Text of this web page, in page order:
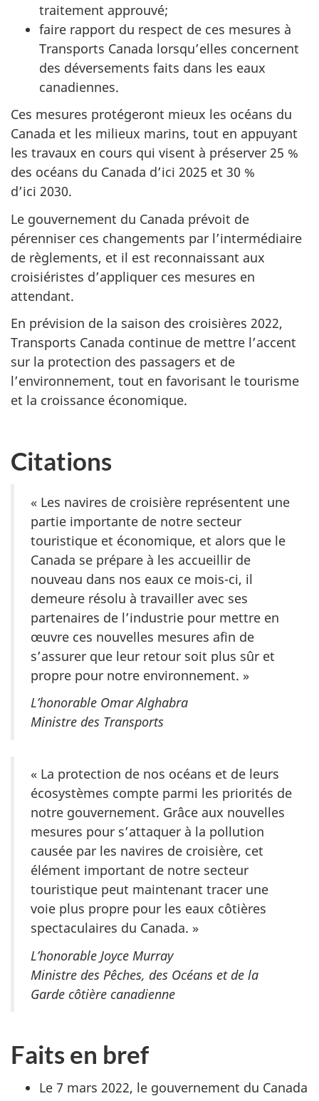
traitement approuvé;
faire rapport du respect de ces mesures à
Transports Canada lorsqu’elles concernent
des déversements faits dans les eaux
canadiennes.
Ces mesures protégeront mieux les océans du
Canada et les milieux marins, tout en appuyant
les travaux en cours qui visent à préserver 25 %
des océans du Canada d’ici 2025 et 30 %
d’ici 2030.
Le gouvernement du Canada prévoit de
pérenniser ces changements par l’intermédiaire
de règlements, et il est reconnaissant aux
croisiéristes d’appliquer ces mesures en
attendant.
En prévision de la saison des croisières 2022,
Transports Canada continue de mettre l’accent
sur la protection des passagers et de
l’environnement, tout en favorisant le tourisme
et la croissance économique.
Citations
« Les navires de croisière représentent une
partie importante de notre secteur
touristique et économique, et alors que le
Canada se prépare à les accueillir de
nouveau dans nos eaux ce mois-ci, il
demeure résolu à travailler avec ses
partenaires de l’industrie pour mettre en
œuvre ces nouvelles mesures afin de
s’assurer que leur retour soit plus sûr et
propre pour notre environnement. »
L’honorable Omar Alghabra
Ministre des Transports
« La protection de nos océans et de leurs
écosystèmes compte parmi les priorités de
notre gouvernement. Grâce aux nouvelles
mesures pour s’attaquer à la pollution
causée par les navires de croisière, cet
élément important de notre secteur
touristique peut maintenant tracer une
voie plus propre pour les eaux côtières
spectaculaires du Canada. »
L’honorable Joyce Murray
Ministre des Pêches, des Océans et de la
Garde côtière canadienne
Faits en bref
Le 7 mars 2022, le gouvernement du Canada